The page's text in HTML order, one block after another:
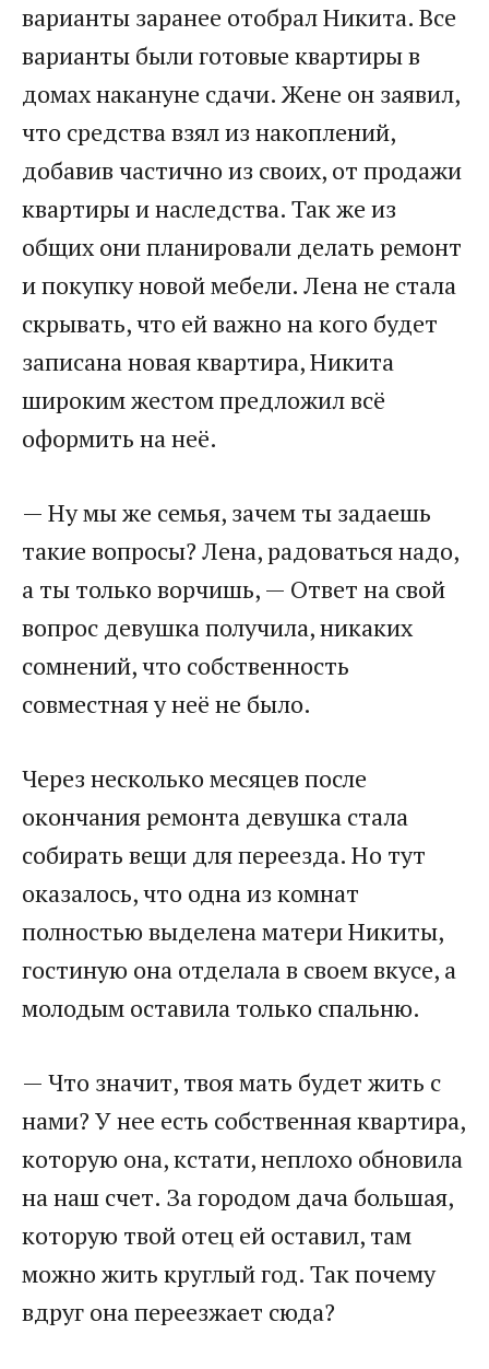
варианты заранее отобрал Никита. Все
варианты были готовые квартиры в
домах накануне сдачи. Жене он заявил,
что средства взял из накоплений,
добавив частично из своих, от продажи
квартиры и наследства. Так же из
общих они планировали делать ремонт
и покупку новой мебели. Лена не стала
скрывать, что ей важно на кого будет
записана новая квартира, Никита
широким жестом предложил всё
оформить на неё.
— Ну мы же семья, зачем ты задаешь
такие вопросы? Лена, радоваться надо,
а ты только ворчишь, — Ответ на свой
вопрос девушка получила, никаких
сомнений, что собственность
совместная у неё не было.
Через несколько месяцев после
окончания ремонта девушка стала
собирать вещи для переезда. Но тут
оказалось, что одна из комнат
полностью выделена матери Никиты,
гостиную она отделала в своем вкусе, а
молодым оставила только спальню.
— Что значит, твоя мать будет жить с
нами? У нее есть собственная квартира,
которую она, кстати, неплохо обновила
на наш счет. За городом дача большая,
которую твой отец ей оставил, там
можно жить круглый год. Так почему
вдруг она переезжает сюда?